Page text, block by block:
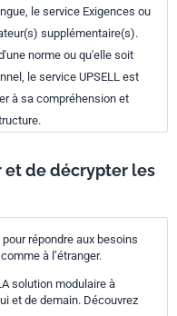
le service Exigences ou
supplémentaire(s).
norme ou qu'elle soit
le service UPSELL est
à sa compréhension et
et de décrypter les
répondre aux besoins
à l’étranger.
solution modulaire à
et de demain. Découvrez